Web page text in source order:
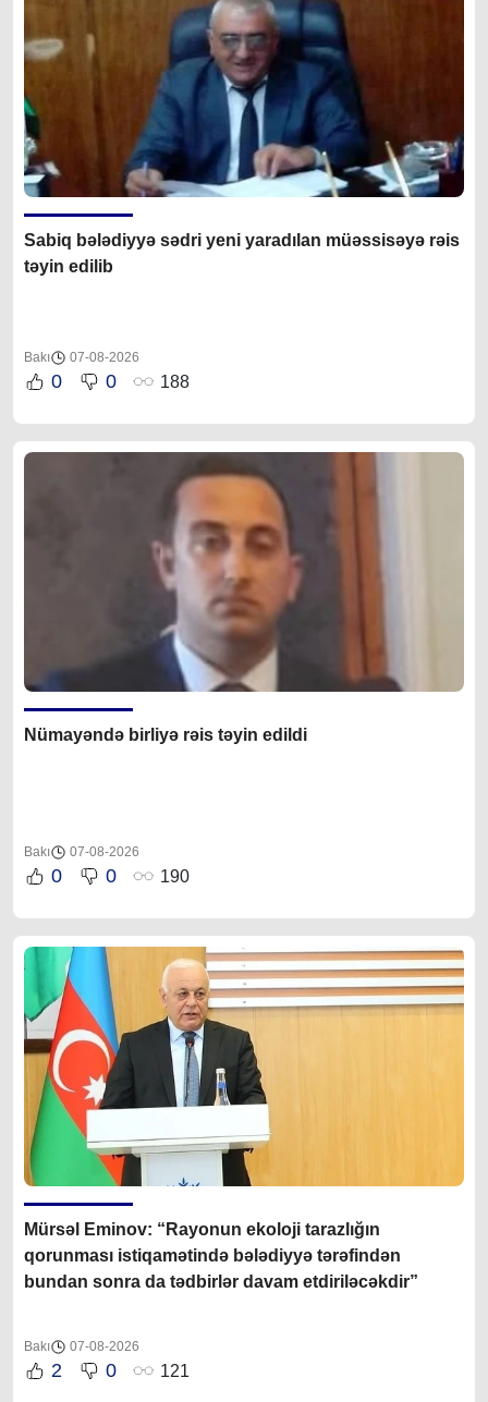
Sabiq bələdiyyə sədri yeni yaradılan müəssisəyə rəis
təyin edilib
Bakı 07-08-2026
0 0 188
Nümayəndə birliyə rəis təyin edildi
Bakı 07-08-2026
0 0 190
Mürsəl Eminov: “Rayonun ekoloji tarazlığın
qorunması istiqamətində bələdiyyə tərəfindən
bundan sonra da tədbirlər davam etdiriləcəkdir”
Bakı 07-08-2026
2 0 121